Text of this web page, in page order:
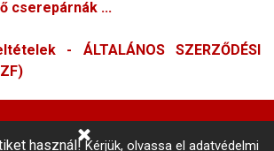
cserepárnák ...
- ÁLTALÁNOS SZERZŐDÉSI
használ!Kérjük, olvassa el adatvédelmi